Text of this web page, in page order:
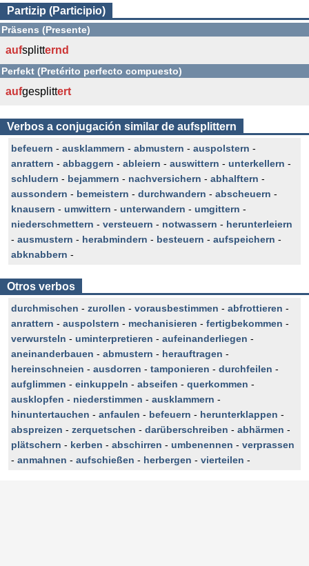
Partizip (Participio)
Präsens (Presente)
aufsplitternd
Perfekt (Pretérito perfecto compuesto)
aufgesplittert
Verbos a conjugación similar de aufsplittern
befeuern - ausklammern - abmustern - auspolstern -
anrattern - abbaggern - ableiern - auswittern - unterkellern -
schludern - bejammern - nachversichern - abhalftern -
aussondern - bemeistern - durchwandern - abscheuern -
knausern - umwittern - unterwandern - umgittern -
niederschmettern - versteuern - notwassern - herunterleiern
- ausmustern - herabmindern - besteuern - aufspeichern -
abknabbern -
Otros verbos
durchmischen - zurollen - vorausbestimmen - abfrottieren -
anrattern - auspolstern - mechanisieren - fertigbekommen -
verwursteln - uminterpretieren - aufeinanderliegen -
aneinanderbauen - abmustern - herauftragen -
hereinschneien - ausdorren - tamponieren - durchfeilen -
aufglimmen - einkuppeln - abseifen - querkommen -
ausklopfen - niederstimmen - ausklammern -
hinuntertauchen - anfaulen - befeuern - herunterklappen -
abspreizen - zerquetschen - darüberschreiben - abhärmen -
plätschern - kerben - abschirren - umbenennen - verprassen
- anmahnen - aufschießen - herbergen - vierteilen -